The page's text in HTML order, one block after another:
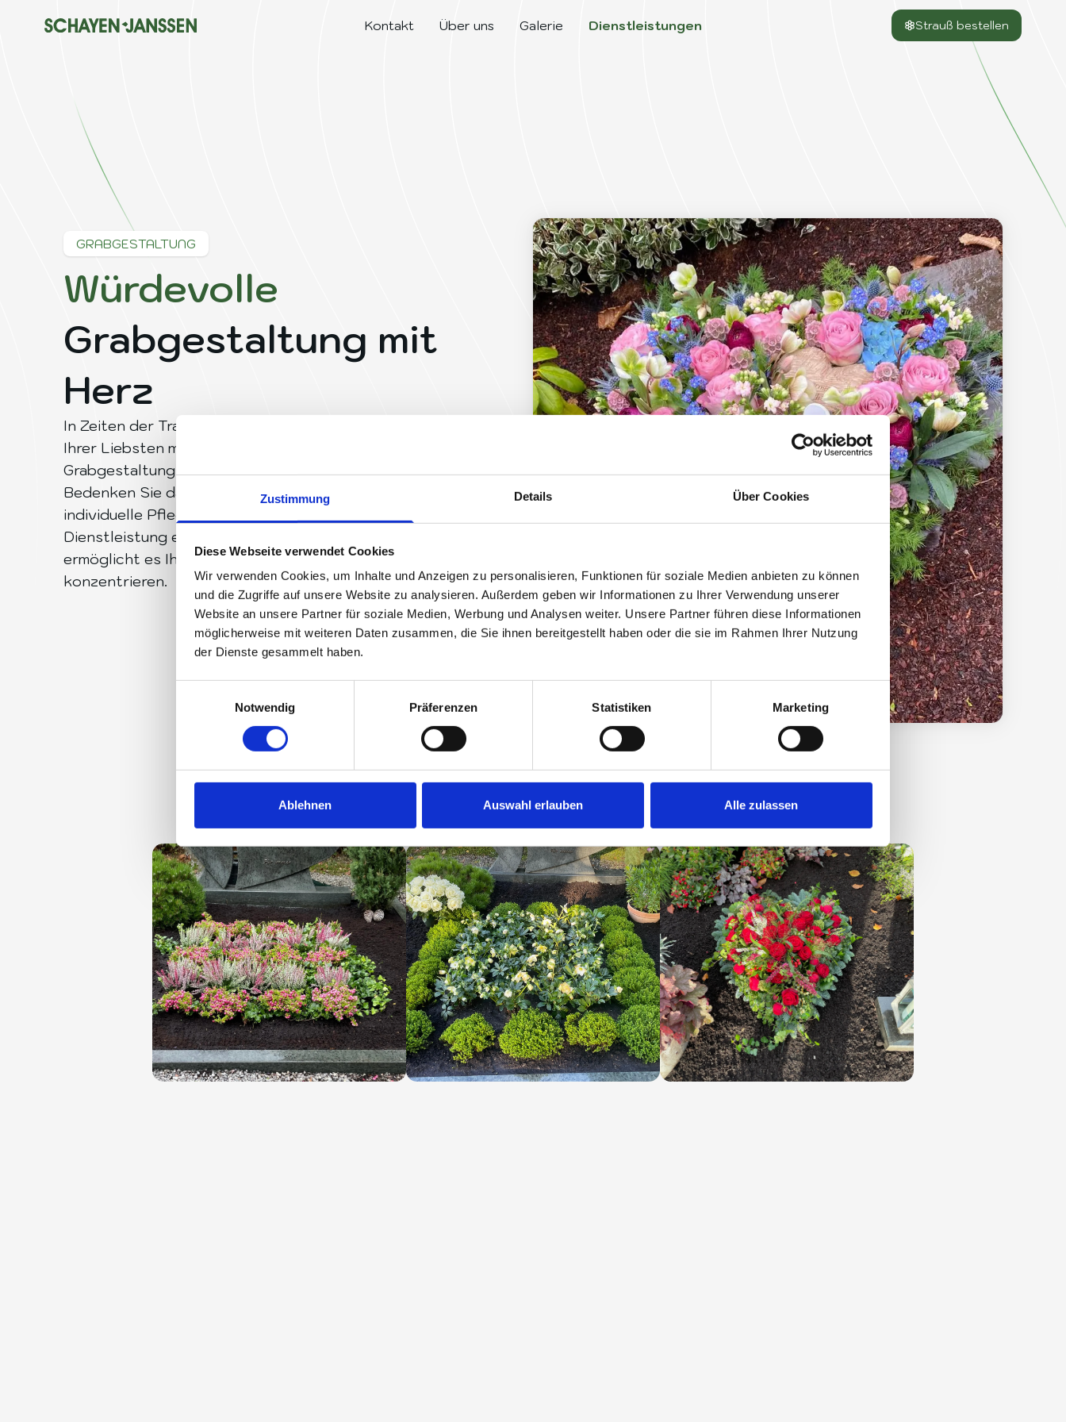
Zustimmung Details Über Cookies
Diese Webseite verwendet Cookies
Wir verwenden Cookies, um Inhalte und Anzeigen zu personalisieren, Funktionen für soziale Medien anbieten zu können
und die Zugriffe auf unsere Website zu analysieren. Außerdem geben wir Informationen zu Ihrer Verwendung unserer
Website an unsere Partner für soziale Medien, Werbung und Analysen weiter. Unsere Partner führen diese Informationen
möglicherweise mit weiteren Daten zusammen, die Sie ihnen bereitgestellt haben oder die sie im Rahmen Ihrer Nutzung
der Dienste gesammelt haben.
Notwendig
Präferenzen Statistiken Marketing
Ablehnen Auswahl erlauben Alle zulassen
Kontakt Über uns Galerie Dienstleistungen Strauß bestellen
GRABGESTALTUNG
Würdevolle
Grabgestaltung mit
Herz
In Zeiten der Trauer sind wir an Ihrer Seite, um die Ruhestätte
Ihrer Liebsten mit liebevoller Gestaltung zu verschönern. Unsere
Grabgestaltung ist Ausdruck von Respekt und Fürsorglichkeit.
Bedenken Sie dabei auch den erheblichen Zeitaufwand, den eine
individuelle Pflege und Gestaltung erfordert. Unsere
Dienstleistung entlastet Sie von dieser Verantwortung und
ermöglicht es Ihnen, sich ganz auf Ihre Trauer und Erinnerungen zu
konzentrieren.
Einblickein unsere Arbeit